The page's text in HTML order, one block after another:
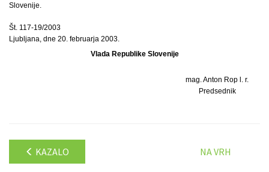
Slovenije.
Št. 117-19/2003
Ljubljana, dne 20. februarja 2003.
Vlada Republike Slovenije
mag. Anton Rop l. r.
Predsednik
KAZALO NA VRH